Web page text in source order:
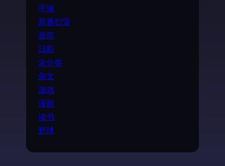
手游
新番扫雷
新闻
日影
未分类
杂文
游戏
漫画
读书
野球